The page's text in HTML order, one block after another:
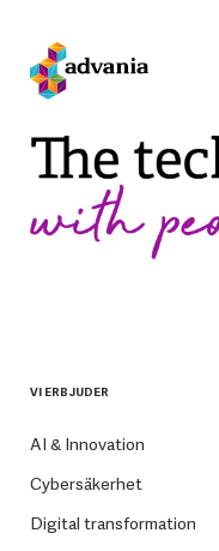
VI ERBJUDER
AI & Innovation
Cybersäkerhet
Digital transformation